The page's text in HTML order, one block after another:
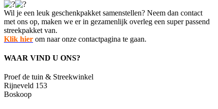
Wil je een leuk geschenkpakket samenstellen? Neem dan contact
met ons op, maken we er in gezamenlijk overleg een super passend
streekpakket van.
Klik hier om naar onze contactpagina te gaan.
WAAR VIND U ONS?
Proef de tuin & Streekwinkel
Rijneveld 153
Boskoop